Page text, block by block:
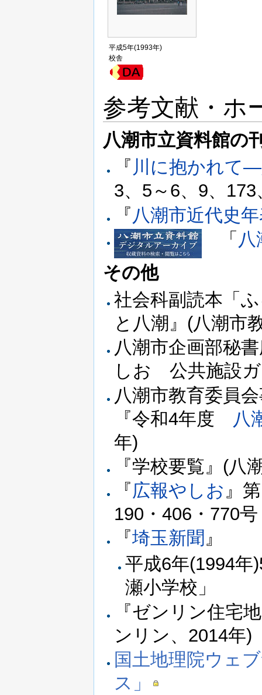
平成5年(1993年)
校舎
参考文献・ホ
八潮市立資料館の
『 川に抱かれて
3、5～6、9、
『 八潮市近代史
「
その他
社会科副読本「
と八潮』(八潮市
八潮市企画部秘
しお 公共施設ガ
八潮市教育委員
『令和4年度
八
年)
『学校要覧』(八
『広報やしお』
190・406・770号
『埼玉新聞』
平成6年(1994
瀬小学校」
『ゼンリン住
ンリン、2014年)
国土地理院ウェ
ス」